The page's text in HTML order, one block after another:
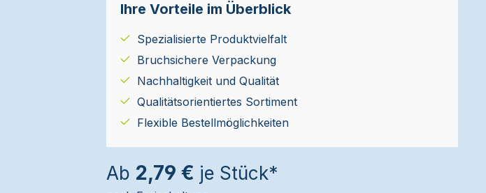
Ihre Vorteile im Überblick
Spezialisierte Produktvielfalt
Bruchsichere Verpackung
Nachhaltigkeit und Qualität
Qualitätsorientiertes Sortiment
Flexible Bestellmöglichkeiten
Ab 2,79 € je Stück*